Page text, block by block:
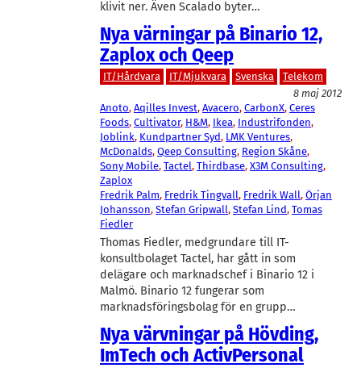
klivit ner. Även Scalado byter…
Nya värningar på Binario 12,
Zaplox och Qeep
IT/Hårdvara IT/Mjukvara Svenska
Telekom
8 maj 2012
Anoto, Aqilles Invest, Avacero, CarbonX, Ceres
Foods, Cultivator, H&M, Ikea, Industrifonden
Joblink, Kundpartner Syd, LMK Ventures
McDonalds, Qeep Consulting, Region Skåne
Sony Mobile, Tactel, Thirdbase, X3M Consulting
Zaplox
Fredrik Palm, Fredrik Tingvall, Fredrik Wall, Örjan
Johansson, Stefan Gripwall, Stefan Lind, Tomas
Fiedler
Thomas Fiedler, medgrundare till IT-
konsultbolaget Tactel, har gått in som
delägare och marknadschef i Binario 12 i
Malmö. Binario 12 fungerar som
marknadsföringsbolag för en grupp…
Nya värvningar på Hövding,
ImTech och ActivPersonal